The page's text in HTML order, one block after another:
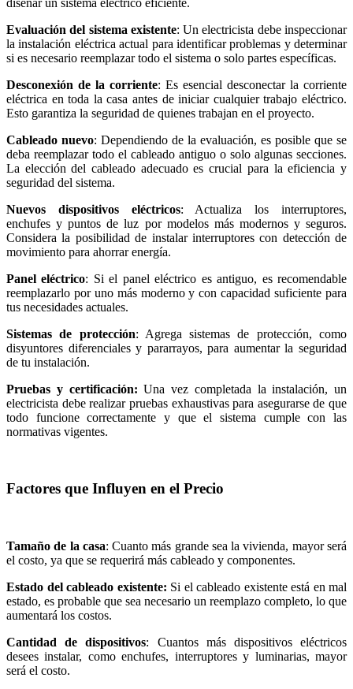
Evaluación del sistema existente: Un electricista debe inspeccionar
la instalación eléctrica actual para identificar problemas y determinar
si es necesario reemplazar todo el sistema o solo partes específicas.
Desconexión de la corriente: Es esencial desconectar la corriente
eléctrica en toda la casa antes de iniciar cualquier trabajo eléctrico.
Esto garantiza la seguridad de quienes trabajan en el proyecto.
Cableado nuevo: Dependiendo de la evaluación, es posible que se
deba reemplazar todo el cableado antiguo o solo algunas secciones.
La elección del cableado adecuado es crucial para la eficiencia y
seguridad del sistema.
Nuevos dispositivos eléctricos: Actualiza los interruptores,
enchufes y puntos de luz por modelos más modernos y seguros.
Considera la posibilidad de instalar interruptores con detección de
movimiento para ahorrar energía.
Panel eléctrico: Si el panel eléctrico es antiguo, es recomendable
reemplazarlo por uno más moderno y con capacidad suficiente para
tus necesidades actuales.
Sistemas de protección: Agrega sistemas de protección, como
disyuntores diferenciales y pararrayos, para aumentar la seguridad
de tu instalación.
Pruebas y certificación: Una vez completada la instalación, un
electricista debe realizar pruebas exhaustivas para asegurarse de que
todo funcione correctamente y que el sistema cumple con las
normativas vigentes.
Factores que Influyen en el Precio
Tamaño de la casa: Cuanto más grande sea la vivienda, mayor será
el costo, ya que se requerirá más cableado y componentes.
Estado del cableado existente: Si el cableado existente está en mal
estado, es probable que sea necesario un reemplazo completo, lo que
aumentará los costos.
Cantidad de dispositivos: Cuantos más dispositivos eléctricos
desees instalar, como enchufes, interruptores y luminarias, mayor
será el costo.